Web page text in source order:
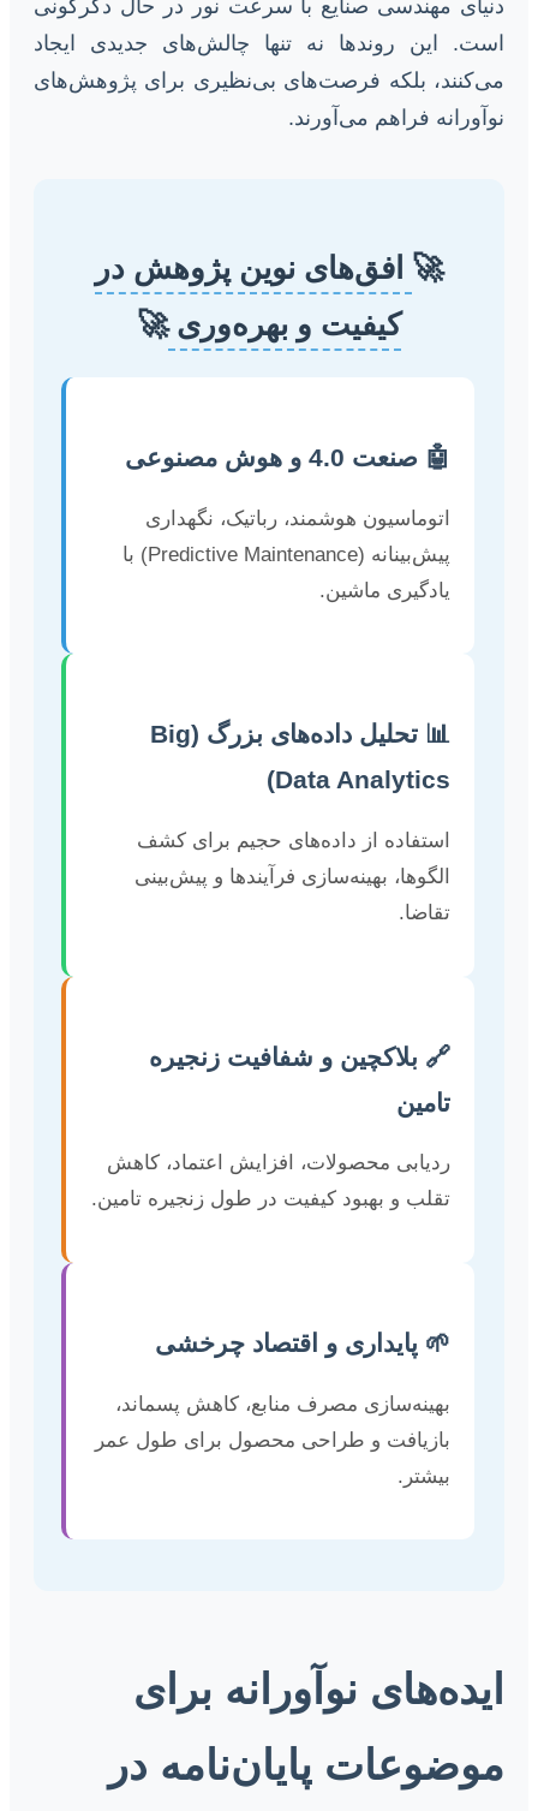
دنیای مهندسی صنایع با سرعت نور در حال دگرگونی
است. این روندها نه تنها چالش‌های جدیدی ایجاد
می‌کنند، بلکه فرصت‌های بی‌نظیری برای پژوهش‌های
نوآورانه فراهم می‌آورند.
🚀 افق‌های نوین پژوهش در
کیفیت و بهره‌وری🚀
🤖 صنعت 4.0 و هوش مصنوعی
اتوماسیون هوشمند، رباتیک، نگهداری
پیش‌بینانه (Predictive Maintenance) با
یادگیری ماشین.
📊 تحلیل داده‌های بزرگ (Big
Data Analytics)
استفاده از داده‌های حجیم برای کشف
الگوها، بهینه‌سازی فرآیندها و پیش‌بینی
تقاضا.
🔗 بلاکچین و شفافیت زنجیره
تامین
ردیابی محصولات، افزایش اعتماد، کاهش
تقلب و بهبود کیفیت در طول زنجیره تامین.
🌱 پایداری و اقتصاد چرخشی
بهینه‌سازی مصرف منابع، کاهش پسماند،
بازیافت و طراحی محصول برای طول عمر
بیشتر.
ایده‌های نوآورانه برای
موضوعات پایان‌نامه در